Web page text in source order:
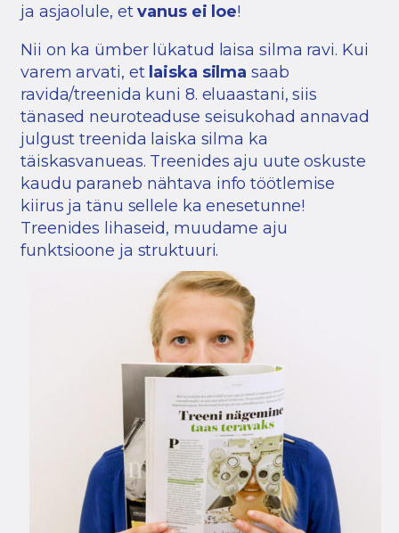
ja asjaolule, etvanus ei loe!
Nii on ka ümber lükatud laisa silma ravi. Kui
varem arvati, et laiska silma saab
ravida/treenida kuni 8. eluaastani, siis
tänased neuroteaduse seisukohad annavad
julgust treenida laiska silma ka
täiskasvanueas. Treenides aju uute oskuste
kaudu paraneb nähtava info töötlemise
kiirus ja tänu sellele ka enesetunne!
Treenides lihaseid, muudame aju
funktsioone ja struktuuri.